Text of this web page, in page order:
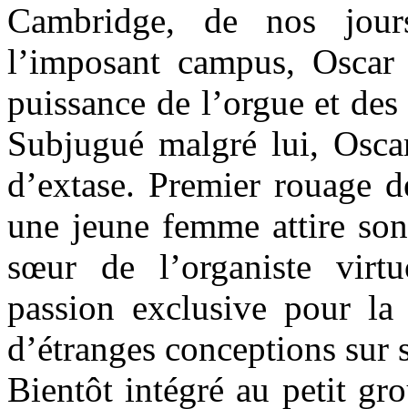
Cambridge, de nos
l’imposant campus,
puissance de l’orgue et
Subjugué malgré lui,
d’extase. Premier rouage
une jeune femme attire
sœur de l’organiste
passion exclusive pour la
d’étranges conceptions
Bientôt intégré au petit